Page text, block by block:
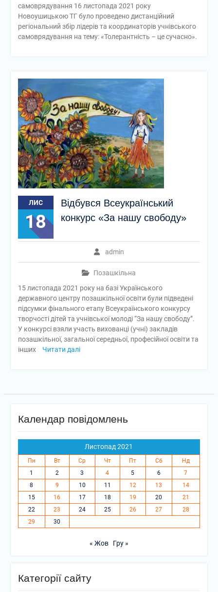
самоврядування 16 листопада 2021 року
Новоушицькою ТГ було проведено дистанційний
регіональний збір лідерів та координаторів учнівського
самоврядування на тему: «Толерантність – це сучасно».
ЛИС
18
Відбувся Всеукраїнський
конкурс «За нашу свободу»
admin
Позашкільна
15 листопада 2021 року на базі Українського
державного центру позашкільної освіти були підведені
підсумки фінального етапу Всеукраїнського конкурсу
творчості дітей та учнівської молоді “За нашу свободу”.
У конкурсі взяли участь вихованці (учні) закладів
позашкільної, загальної середньої, професійної освіти та
інших
Читати далі
Календар повідомлень
Листопад 2021
Пн Вт Ср Чт Пт Сб
Нд
1
2 3 4 5 6
7
8
9 10 11 12 13
14
15
16 17 18 19 20
21
22
23 24 25 26 27
28
29
30
« Жов Гру »
Категорії сайту